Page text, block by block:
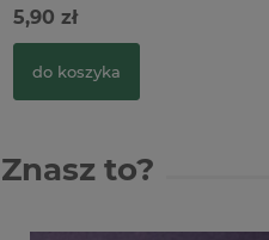
5,90 zł
do koszyka
Znasz to?